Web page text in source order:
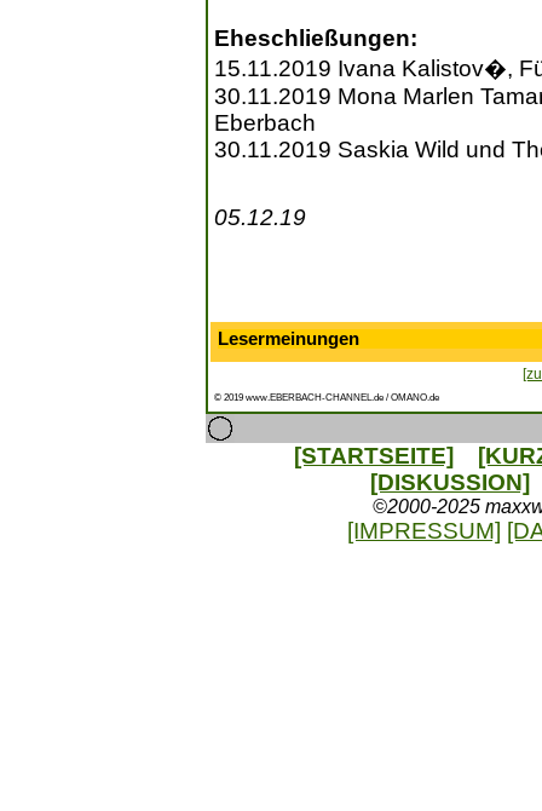
Eheschließungen:
15.11.2019 Ivana Kalistov�,
30.11.2019 Mona Marlen
Eberbach
30.11.2019 Saskia Wild und
05.12.19
Lesermeinungen
© 2019 www.EBERBACH-CHANNEL.de / OMANO.de
[STARTSEITE]
[DISKUSSION]
©2000-2025
[IMPRESSUM]